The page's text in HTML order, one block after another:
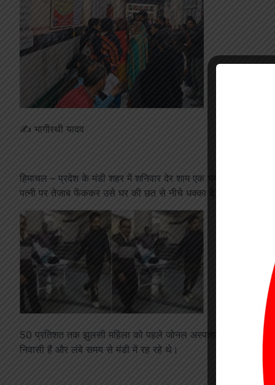
✍️ भागीरथी यादव
हिमाचल – प्रदेश के मंडी शहर में शनिवार देर शाम एक भयावह वारदात
पत्नी पर तेजाब फेंककर उसे घर की छत से नीचे धक्का दे दिया।
50 प्रतिशत तक झुलसी महिला को पहले जोनल अस्पताल मंडी और फिर
निवासी हैं और लंबे समय से मंडी में रह रहे थे।